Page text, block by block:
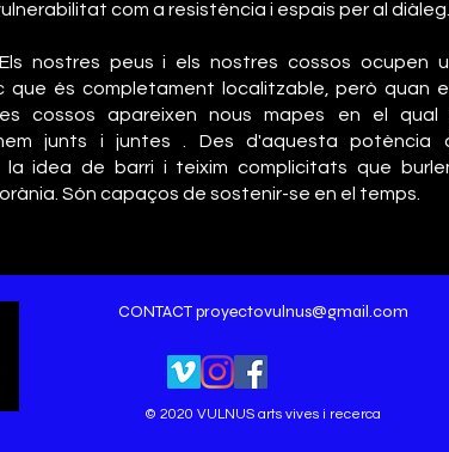
com a resistència i espais per al diàleg.
nostres peus i els nostres cossos ocupen
que és completament localitzable, però quan
cossos apareixen nous mapes en el qual
junts i juntes . Des d'aquesta potència
la idea de barri i teixim complicitats que
Són capaços de sostenir-se en el temps.
CONTACTproyectovulnus@gmail.com
© 2020 VULNUS arts vives i recerca